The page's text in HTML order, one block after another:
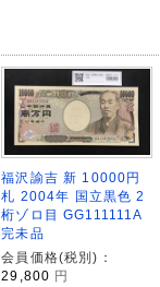
福沢諭吉 新 10000円
札 2004年 国立黒色 2
桁ゾロ目 GG111111A
完未品
会員価格(税別)：
29,800 円